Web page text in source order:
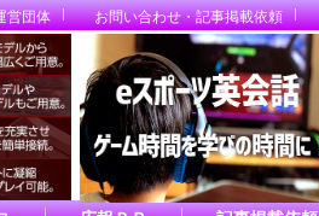
営団体 お問い合わせ・記事掲載依頼